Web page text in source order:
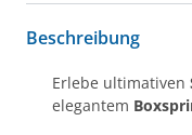
Beschreibung
Erlebe ultimativen
elegantem